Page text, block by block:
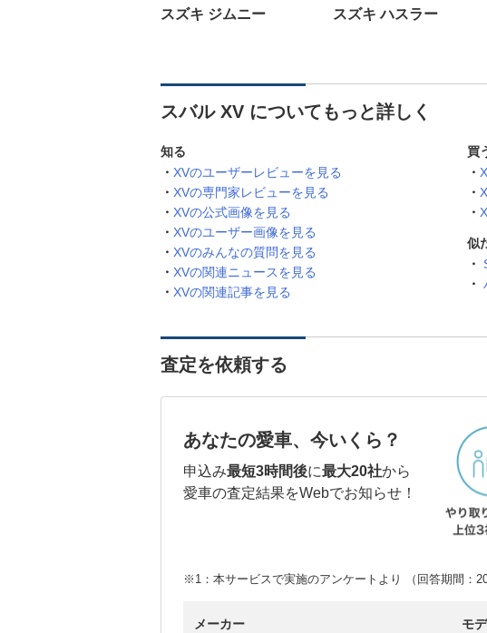
スズキ ジムニー スズキ ハスラー
スバル XV についてもっと詳しく
知る
XVのユーザーレビューを見る
XVの専門家レビューを見る
XVの公式画像を見る
XVのユーザー画像を見る
XVのみんなの質問を見る
XVの関連ニュースを見る
XVの関連記事を見る
買
似
査定を依頼する
あなたの愛車、今いくら？
申込み最短3時間後に最大20社から
愛車の査定結果をWebでお知らせ！
※1：本サービスで実施のアンケートより （回答期間：
メーカー モ